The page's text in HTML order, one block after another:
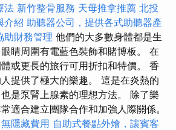
法 新竹整骨服務 天母推拿推薦 北投
介紹 助聽器公司，提供各式助聽器產
助財務管理 他們的大多數身體都是生
睛周圍有電藍色裝飾和賭博板。 在
或更長的旅行可用折扣和特價。 香
提供了極大的樂趣。 這是在炎熱的
是泵腎上腺素的理想方法。 除了樂
適合建立團隊合作和加強人際關係。
隱藏費用 自助式餐點外燴，讓賓客